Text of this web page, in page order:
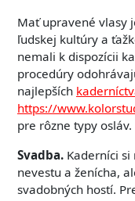
Mať upravené vlasy
ľudskej kultúry a
nemali k dispozícii
procedúry
najlepších
https://
pre rôzne typy osláv.
Svadba. Kaderníci
nevestu a ženícha,
svadobných hostí.